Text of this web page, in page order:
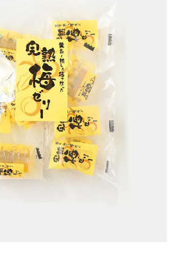
新規会員登録